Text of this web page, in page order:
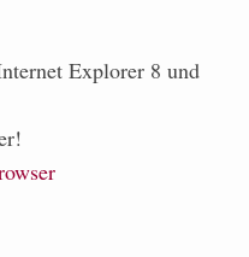
Explorer 8 und